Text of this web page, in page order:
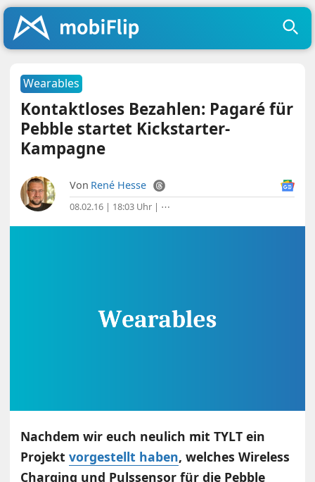
Wearables
Kontaktloses Bezahlen: Pagaré für
Pebble startet Kickstarter-
Kampagne
Von René Hesse
08.02.16 | 18:03 Uhr | ⋯
Nachdem wir euch neulich mit TYLT ein
Projektvorgestellt haben, welches Wireless
Charging und Pulssensor für die Pebble